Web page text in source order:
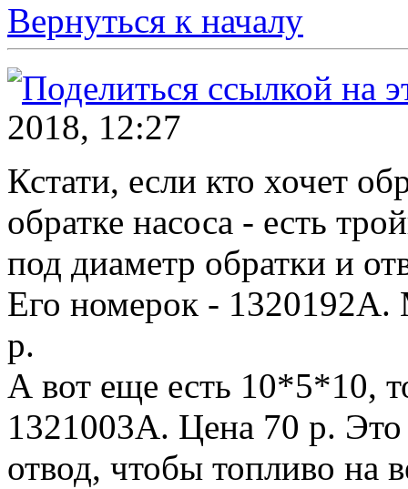
Вернуться к началу
2018, 12:27
Кстати, если кто хочет
обратке насоса - есть
под диаметр обратки и
Его номерок - 1320192A.
р.
А вот еще есть 10*5*10,
1321003А. Цена 70 р. Это
отвод, чтобы топливо на